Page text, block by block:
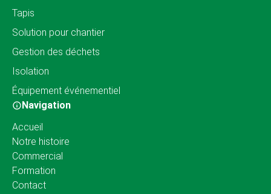
Tapis
Solution pour chantier
Gestion des déchets
Isolation
Équipement événementiel
Navigation
Accueil
Notre histoire
Commercial
Formation
Contact